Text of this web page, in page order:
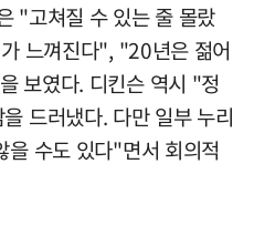
"고쳐질 수 있는 줄 몰랐
느껴진다", "20년은 젊어
보였다. 디킨슨 역시 "정
드러냈다. 다만 일부 누리
수도 있다"면서 회의적